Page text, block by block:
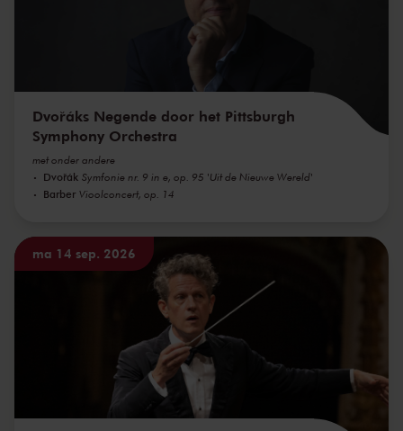
Dvořáks Negende door het Pittsburgh
Symphony Orchestra
met onder andere
Dvořák Symfonie nr. 9 in e, op. 95 'Uit de Nieuwe Wereld'
Barber Vioolconcert, op. 14
ma 14 sep. 2026